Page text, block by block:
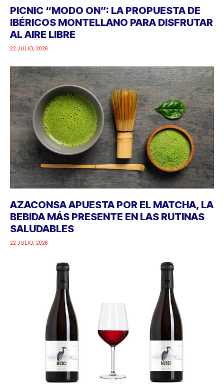
PICNIC “MODO ON”: LA PROPUESTA DE
IBÉRICOS MONTELLANO PARA DISFRUTAR
AL AIRE LIBRE
22 JULIO, 2026
AZACONSA APUESTA POR EL MATCHA, LA
BEBIDA MÁS PRESENTE EN LAS RUTINAS
SALUDABLES
22 JULIO, 2026